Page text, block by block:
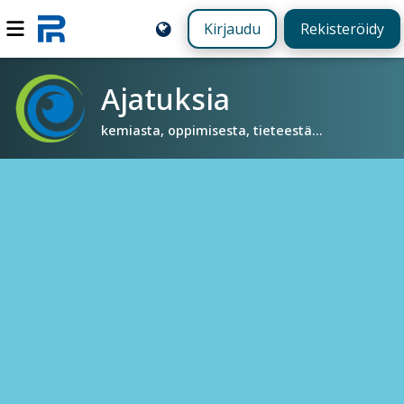
Kirjaudu Rekisteröidy
Ajatuksia
kemiasta, oppimisesta, tieteestä...